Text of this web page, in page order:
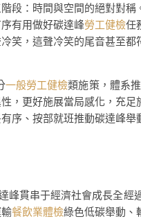
段：時間與空間的絕對對稱
有用做好碳達峰勞工健檢任
笑，這聲冷笑的尾音甚至
一般勞工健檢類施策，體系
，更好施展當局感化，充
序、按部就班推動碳達峰
貫串于經濟社會成長全經
餐飲業體檢綠色低碳舉動、